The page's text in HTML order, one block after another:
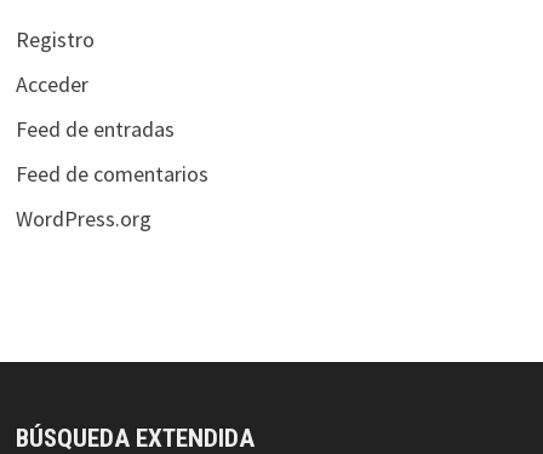
Registro
Acceder
Feed de entradas
Feed de comentarios
WordPress.org
BÚSQUEDA EXTENDIDA